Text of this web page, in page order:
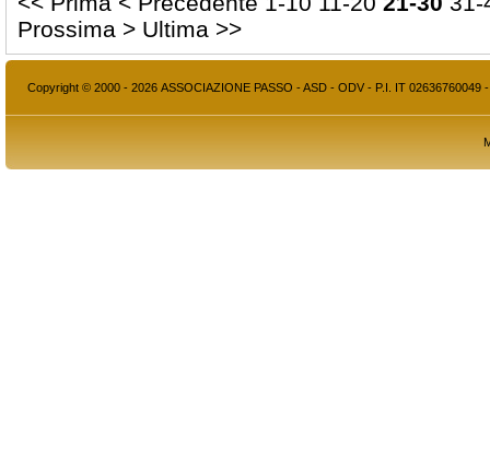
Prossima > Ultima >>
Copyright © 2000 - 2026 ASSOCIAZIONE PASSO - ASD - ODV - P.I. IT 02636760049